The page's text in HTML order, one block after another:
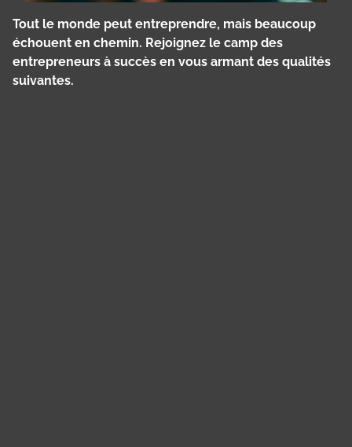
Tout le monde peut entreprendre, mais beaucoup
échouent en chemin. Rejoignez le camp des
entrepreneurs à succès en vous armant des qualités
suivantes.